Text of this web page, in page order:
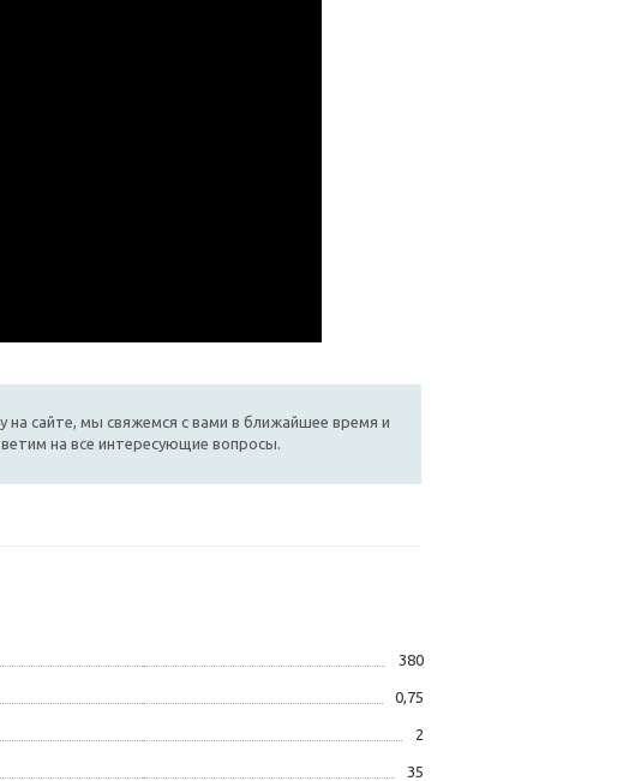
на сайте, мы свяжемся с вами в ближайшее время и
на все интересующие вопросы.
380
0,75
2
35